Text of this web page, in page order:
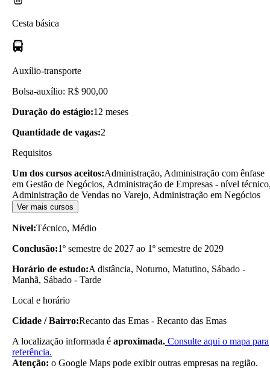
Cesta básica
Auxílio-transporte
Bolsa-auxílio: R$ 900,00
Duração do estágio:12 meses
Quantidade de vagas:2
Requisitos
Um dos cursos aceitos:Administração, Administração com ênfase
em Gestão de Negócios, Administração de Empresas - nível
Administração de Vendas no Varejo, Administração em Negócios
Ver mais cursos
Nível:Técnico, Médio
Conclusão:1º semestre de 2027 ao 1º semestre de 2029
Horário de estudo:A distância, Noturno, Matutino, Sábado -
Manhã, Sábado - Tarde
Local e horário
Cidade / Bairro:Recanto das Emas - Recanto das Emas
A localização informada é aproximada. Consulte aqui o mapa para
referência.
Atenção: o Google Maps pode exibir outras empresas na região.